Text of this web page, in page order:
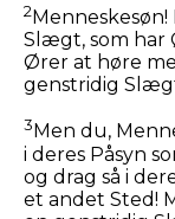
2
Slægt, som har
Ører at høre
genstridig
3 Men du,
i deres Påsyn
og drag så i
et andet Sted!